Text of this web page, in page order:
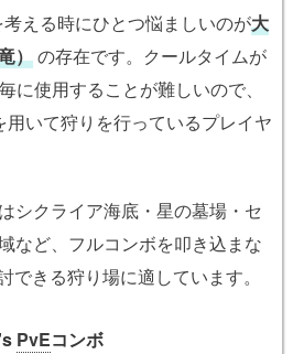
考える時にひとつ悩ましいのが大
）の存在です。クールタイムが
に使用することが難しいので、
いて狩りを行っているプレイヤ
シクライア海底・星の墓場・セ
など、フルコンボを叩き込まな
できる狩り場に適しています。
PvEコンボ